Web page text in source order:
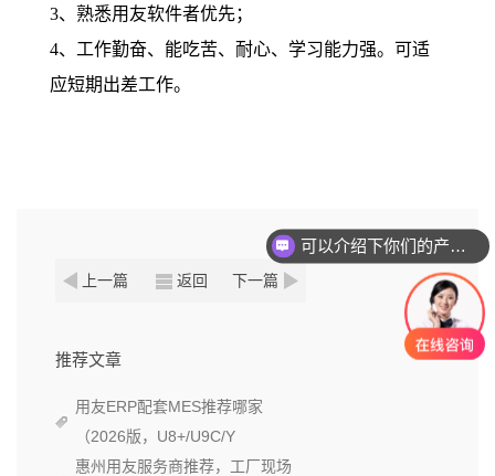
3、熟悉用友软件者优先；
4、工作勤奋、能吃苦、耐心、学习能力强。可适
应短期出差工作。
上一篇 返回 下一篇
推荐文章
用友ERP配套MES推荐哪家
（2026版，U8+/U9C/Y
惠州用友服务商推荐，工厂现场
可以介绍下你们的产品么？